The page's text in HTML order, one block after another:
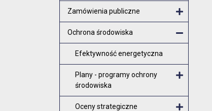
Zamówienia publiczne
Ochrona środowiska
Efektywność energetyczna
Plany - programy ochrony
środowiska
Oceny strategiczne